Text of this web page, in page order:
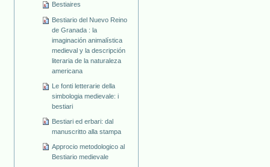
Bestiaires
Bestiario del Nuevo Reino
de Granada : la
imaginación animalística
medieval y la descripción
literaria de la naturaleza
americana
Le fonti letterarie della
simbologia medievale: i
bestiari
Bestiari ed erbari: dal
manuscritto alla stampa
Approcio metodologico al
Bestiario medievale